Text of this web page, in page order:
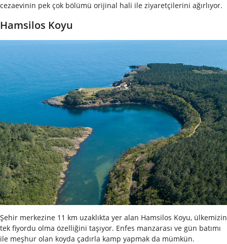
cezaevinin pek çok bölümü orijinal hali ile ziyaretçilerini ağırlıyor.
Hamsilos Koyu
Şehir merkezine 11 km uzaklıkta yer alan Hamsilos Koyu, ülkemizin
tek fiyordu olma özelliğini taşıyor. Enfes manzarası ve gün batımı
ile meşhur olan koyda çadırla kamp yapmak da mümkün.